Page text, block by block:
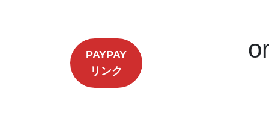
PAYPAY
リンク